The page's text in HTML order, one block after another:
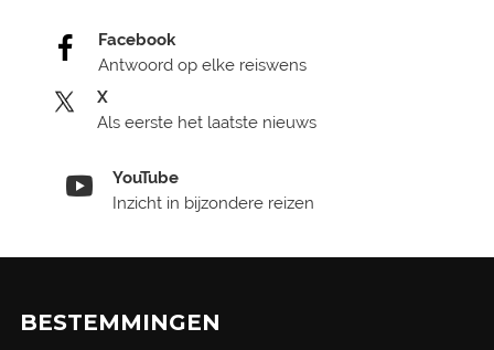
Facebook
Antwoord op elke reiswens
X
Als eerste het laatste nieuws
YouTube
Inzicht in bijzondere reizen
BESTEMMINGEN